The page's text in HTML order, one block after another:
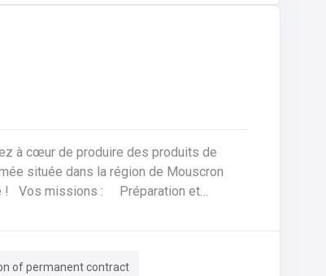
à cœur de produire des produits de
selon des recettes spécifiques.Contrôle
pour garantir des produits de
of permanent contract